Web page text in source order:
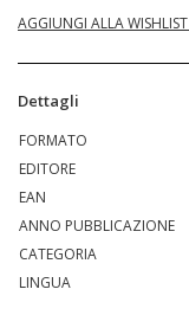
AGGIUNGI ALLA WISHLIST
Dettagli
FORMATO
EDITORE
EAN
ANNO PUBBLICAZIONE
CATEGORIA
LINGUA